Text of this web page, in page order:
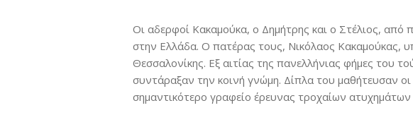
Οι αδερφοί Κακαμούκα, ο Δημήτρης και ο Στέλιος,
στην Ελλάδα. Ο πατέρας τους, Νικόλαος Κακαμούκας,
Θεσσαλονίκης. Εξ αιτίας της πανελλήνιας φήμες του
συντάραξαν την κοινή γνώμη. Δίπλα του μαθήτευσαν
σημαντικότερο γραφείο έρευνας τροχαίων